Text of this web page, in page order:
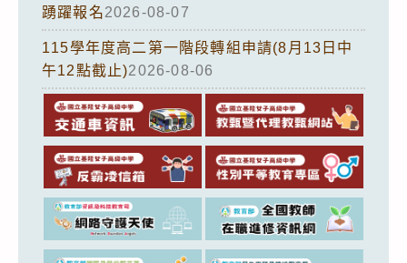
踴躍報名2026-08-07
115學年度高二第一階段轉組申請(8月13日中
午12點截止)2026-08-06